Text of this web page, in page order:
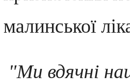
малинської
"Ми вдячні